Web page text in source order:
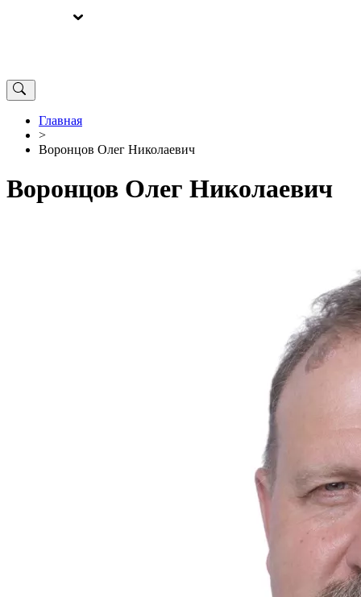
Главная
>
Воронцов Олег Николаевич
Воронцов Олег Николаевич